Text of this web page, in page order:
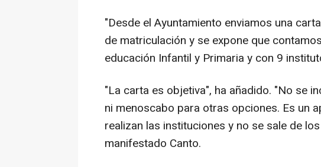
"Desde el Ayuntamiento enviamos una
de matriculación y se expone que
educación Infantil y Primaria y con 9
"La carta es objetiva", ha añadido. "No se
ni menoscabo para otras opciones. Es un
realizan las instituciones y no se sale de
manifestado Canto.